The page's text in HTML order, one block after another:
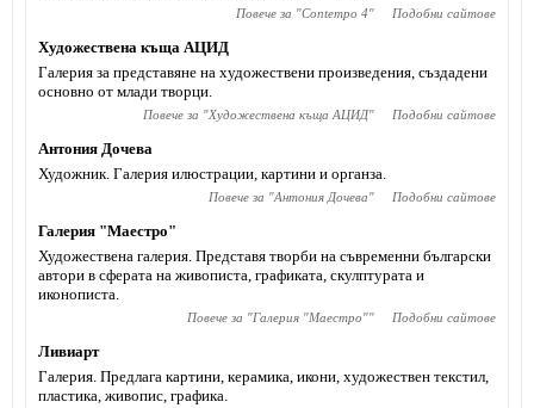
Повече за "Contempo 4" Подобни сайтове
Художествена къща АЦИД
Галерия за представяне на художествени произведения, създадени
основно от млади творци.
Повече за "Художествена къща АЦИД" Подобни сайтове
Антония Дочева
Художник. Галерия илюстрации, картини и органза.
Повече за "Антония Дочева" Подобни сайтове
Галерия "Маестро"
Художествена галерия. Представя творби на съвременни български
автори в сферата на живописта, графиката, скулптурата и
иконописта.
Повече за "Галерия "Маестро"" Подобни сайтове
Ливиарт
Галерия. Предлага картини, керамика, икони, художествен текстил,
пластика, живопис, графика.